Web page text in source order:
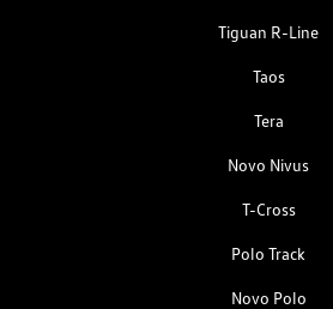
Tiguan R-Line
Taos
Tera
Novo Nivus
T-Cross
Polo Track
Novo Polo